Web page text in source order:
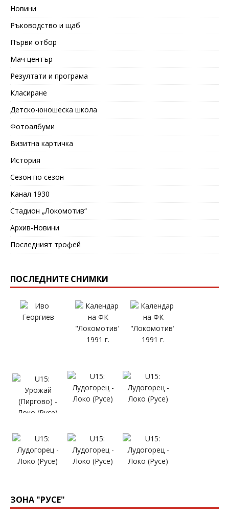
Новини
Ръководство и щаб
Първи отбор
Мач център
Резултати и програма
Класиране
Детско-юношеска школа
Фотоалбуми
Визитна картичка
История
Сезон по сезон
Канал 1930
Стадион „Локомотив“
Архив-Новини
Последният трофей
ПОСЛЕДНИТЕ СНИМКИ
ЗОНА "РУСЕ"